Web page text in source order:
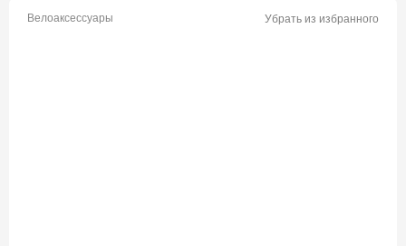
Велоаксессуары Убрать из избранного